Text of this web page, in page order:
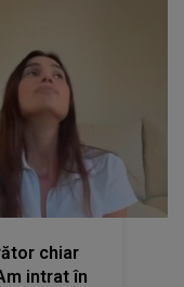
chiar
intrat în